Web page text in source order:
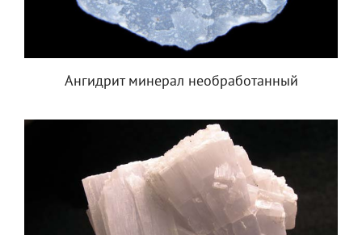
Ангидрит минерал необработанный